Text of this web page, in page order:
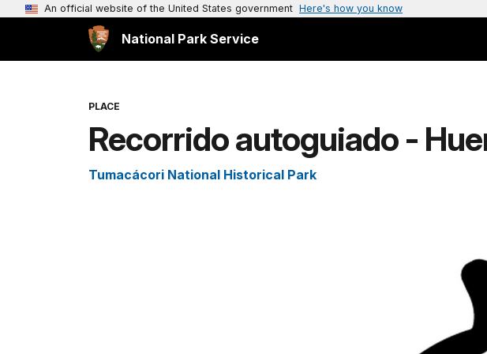
An official website of the United States government Here's how you know
National Park Service
PLACE
Recorrido autoguiado -
Tumacácori National Historical Park